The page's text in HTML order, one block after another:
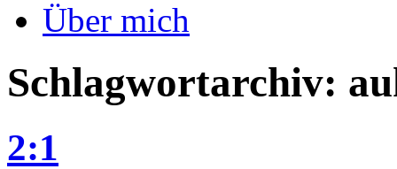
Über mich
Schlagwortarchiv:
2:1